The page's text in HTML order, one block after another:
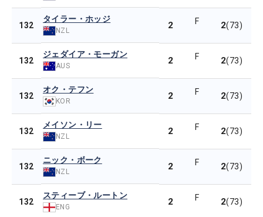
132
タイラー・ホッジ
NZL 2 F 2(73)
132
ジェダイア・モーガン
AUS 2 F 2(73)
132
オク・テフン
KOR 2 F 2(73)
132
メイソン・リー
NZL 2 F 2(73)
132
ニック・ボーク
NZL 2 F 2(73)
132
スティーブ・ルートン
ENG 2 F 2(73)